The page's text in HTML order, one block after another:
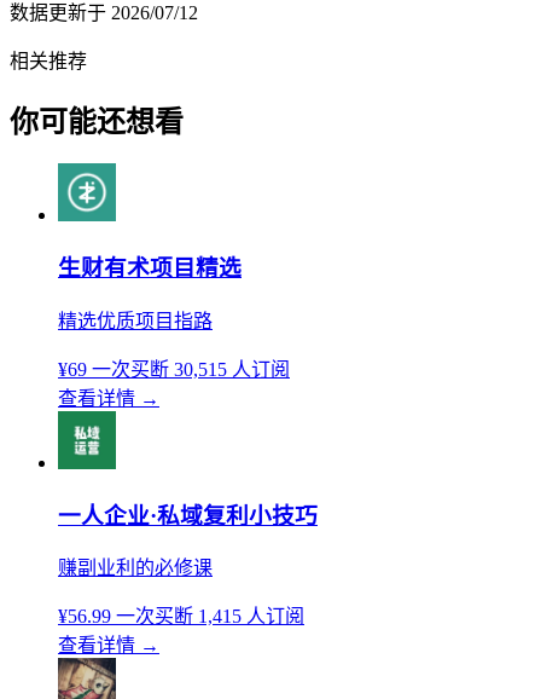
数据更新于 2026/07/12
相关推荐
你可能还想看
生财有术项目精选
精选优质项目指路
¥69 一次买断 30,515 人订阅
查看详情 →
一人企业·私域复利小技巧
赚副业利的必修课
¥56.99 一次买断 1,415 人订阅
查看详情 →